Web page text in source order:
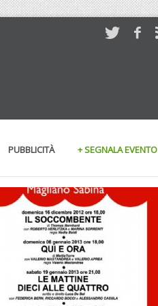
PUBBLICITÀ + SEGNALA EVENTO